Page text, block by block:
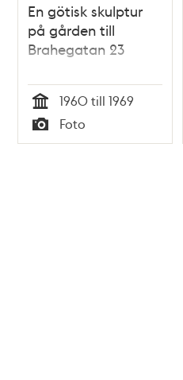
En götisk skulptur
på gården till
Brahegatan 23
Tid
1960 till 1969
Typ
Foto